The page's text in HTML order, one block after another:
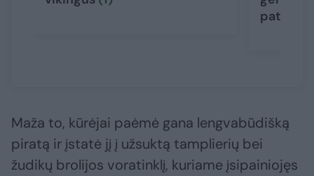
patogų
Maža to, kūrėjai paėmė gana lengvabūdišką
piratą ir įstatė jį į užsuktą tamplierių bei
žudikų brolijos voratinklį, kuriame įsipainiojęs